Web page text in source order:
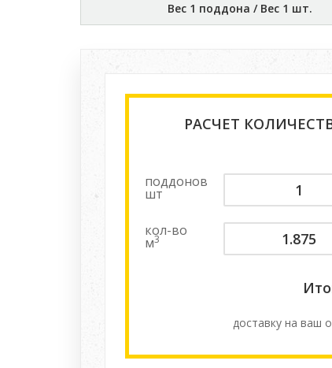
Вес 1 поддона / Вес 1 шт.
РАСЧЕТ
поддонов
шт
кол-во
м3
доставку на ваш